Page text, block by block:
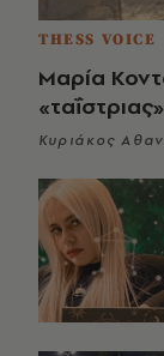
THESS VOICE
Μαρία
Κυριάκος